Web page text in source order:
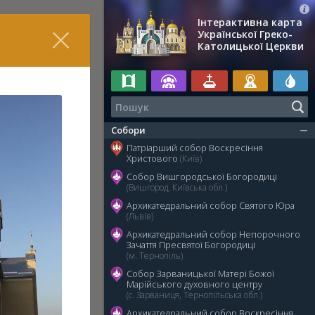
Інтерактивна карта
Української Греко-
Католицької Церкви
Собори
Патріарший собор Воскресіння
Христового (Київ)
Собор Вишгородської Богородиці
(Вишгород, Київська обл.)
Архикатедральний собор Святого Юра
(Львів)
Архикатедральний собор Непорочного
Зачаття Пресвятої Богородиці
(м. Тернопіль)
Собор Зарваницької Матері Божої
Марійського духовного центру
(с. Зарваниця, Тернопільська обл.)